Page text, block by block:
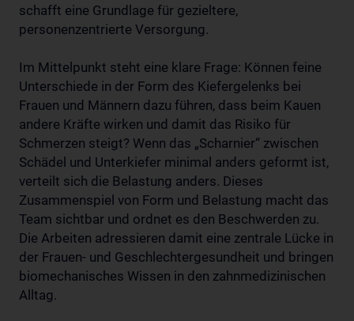
schafft eine Grundlage für gezieltere,
personenzentrierte Versorgung.
Im Mittelpunkt steht eine klare Frage: Können feine
Unterschiede in der Form des Kiefergelenks bei
Frauen und Männern dazu führen, dass beim Kauen
andere Kräfte wirken und damit das Risiko für
Schmerzen steigt? Wenn das „Scharnier“ zwischen
Schädel und Unterkiefer minimal anders geformt ist,
verteilt sich die Belastung anders. Dieses
Zusammenspiel von Form und Belastung macht das
Team sichtbar und ordnet es den Beschwerden zu.
Die Arbeiten adressieren damit eine zentrale Lücke in
der Frauen- und Geschlechtergesundheit und bringen
biomechanisches Wissen in den zahnmedizinischen
Alltag.